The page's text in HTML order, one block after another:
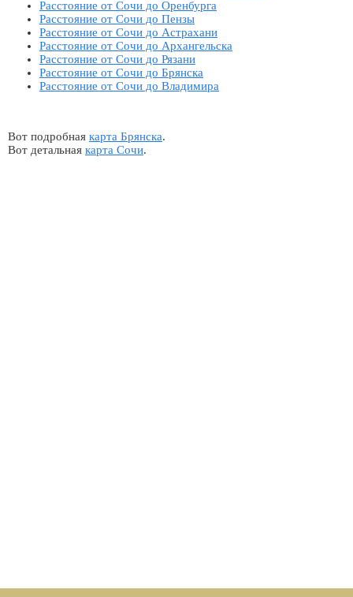
Расстояние от Сочи до Оренбурга
Расстояние от Сочи до Пензы
Расстояние от Сочи до Астрахани
Расстояние от Сочи до Архангельска
Расстояние от Сочи до Рязани
Расстояние от Сочи до Брянска
Расстояние от Сочи до Владимира
Вот подробная карта Брянска.
Вот детальная карта Сочи.